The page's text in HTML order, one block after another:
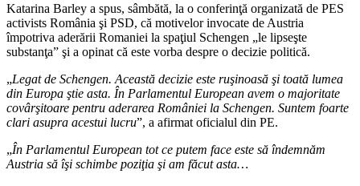
Katarina Barley a spus, sâmbătă, la o conferinţă organizată de PES
activists România şi PSD, că motivelor invocate de Austria
împotriva aderării Romaniei la spaţiul Schengen „le lipseşte
substanţa” şi a opinat că este vorba despre o decizie politică.
„Legat de Schengen. Această decizie este ruşinoasă şi toată lumea
din Europa ştie asta. În Parlamentul European avem o majoritate
covârşitoare pentru aderarea României la Schengen. Suntem foarte
clari asupra acestui lucru”, a afirmat oficialul din PE.
„În Parlamentul European tot ce putem face este să îndemnăm
Austria să îşi schimbe poziţia şi am făcut asta…